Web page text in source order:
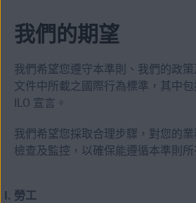
我們的期望
我們希望您遵守本準則、我們的政
文件中所載之國際行為標準，其中包
ILO 宣言。
我們希望您採取合理步驟，對您的
檢查及監控，以確保能遵循本準則所
勞工